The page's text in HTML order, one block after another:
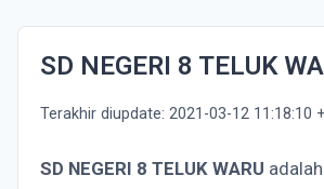
SD NEGERI 8 TELUK
Terakhir diupdate: 2021-03-12 11:18:10
SD NEGERI 8 TELUK WARU